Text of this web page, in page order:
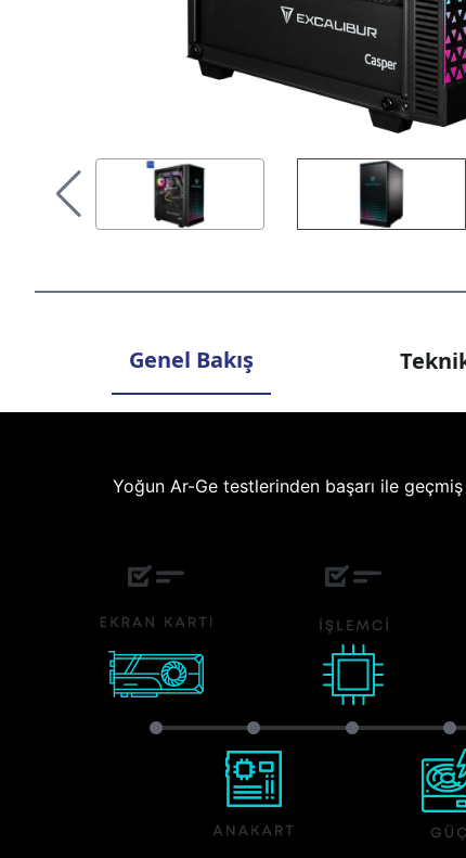
Genel Bakış
Yoğun Ar-Ge testlerinden başarı ile